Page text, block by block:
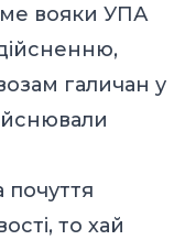
вояки УПА
галичан у
то хай